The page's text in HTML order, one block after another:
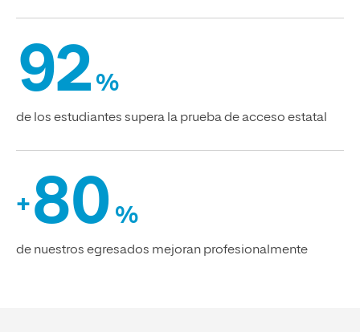
92 %
de los estudiantes supera la prueba de acceso estatal
+ 80 %
de nuestros egresados mejoran profesionalmente